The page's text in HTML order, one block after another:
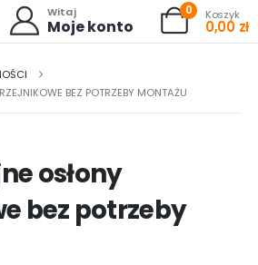
Witaj
Moje konto
0 Koszyk
0,00 zł
BEZ POTRZEBY MONTAŻU
osłony
bez potrzeby